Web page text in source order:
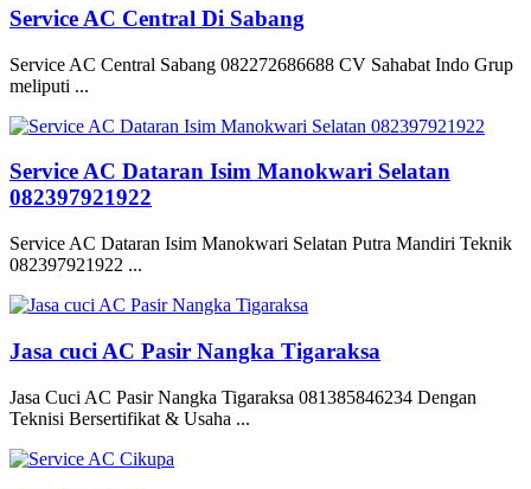
Service AC Central Di Sabang
Service AC Central Sabang 082272686688 CV Sahabat Indo Grup
meliputi ...
Service AC Dataran Isim Manokwari Selatan
082397921922
Service AC Dataran Isim Manokwari Selatan Putra Mandiri Teknik
082397921922 ...
Jasa cuci AC Pasir Nangka Tigaraksa
Jasa Cuci AC Pasir Nangka Tigaraksa 081385846234 Dengan
Teknisi Bersertifikat & Usaha ...